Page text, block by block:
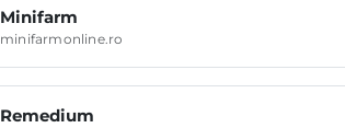
Minifarm
minifarmonline.ro
Remedium